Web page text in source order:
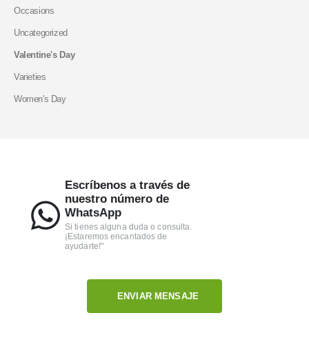
Occasions
Uncategorized
Valentine's Day
Varieties
Women's Day
Escríbenos a través de
nuestro número de
WhatsApp
Si tienes alguna duda o consulta.
¡Estaremos encantados de
ayudarte!"
ENVIAR MENSAJE